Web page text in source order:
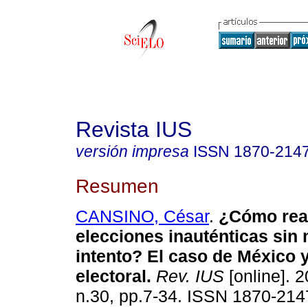
Revista IUS
versión impresa ISSN 1870-
Resumen
CANSINO, César. ¿Cómo
elecciones inauténticas sin
intento? El caso de México
electoral. Rev. IUS [online].
n.30, pp.7-34. ISSN 1870-